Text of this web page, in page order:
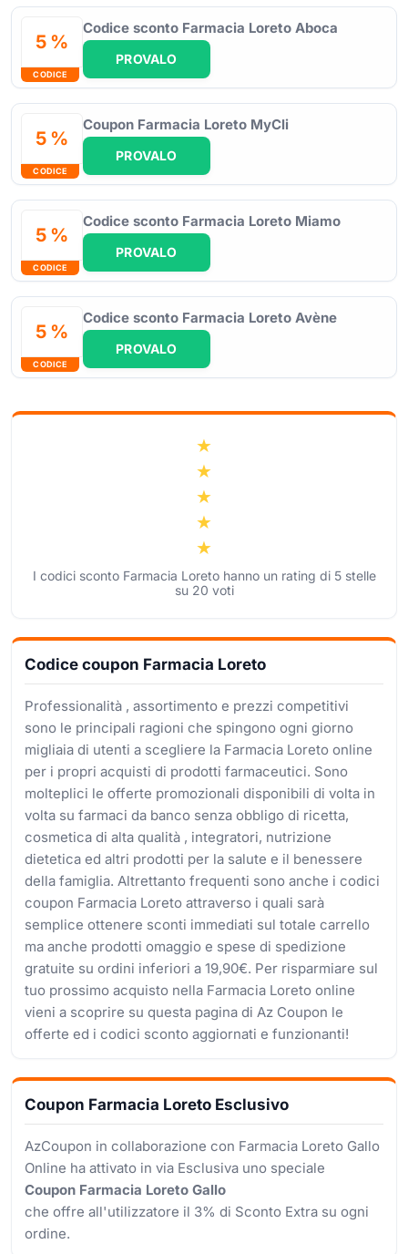
5 %
CODICE
Codice sconto Farmacia Loreto Aboca
PROVALO
5 %
CODICE
Coupon Farmacia Loreto MyCli
PROVALO
5 %
CODICE
Codice sconto Farmacia Loreto Miamo
PROVALO
5 %
CODICE
Codice sconto Farmacia Loreto Avène
PROVALO
I codici sconto Farmacia Loreto hanno un rating di 5stelle
su 20 voti
Codice coupon Farmacia Loreto
Professionalità , assortimento e prezzi competitivi
sono le principali ragioni che spingono ogni giorno
migliaia di utenti a scegliere la Farmacia Loreto online
per i propri acquisti di prodotti farmaceutici. Sono
molteplici le offerte promozionali disponibili di volta in
volta su farmaci da banco senza obbligo di ricetta,
cosmetica di alta qualità , integratori, nutrizione
dietetica ed altri prodotti per la salute e il benessere
della famiglia. Altrettanto frequenti sono anche i codici
coupon Farmacia Loreto attraverso i quali sarà
semplice ottenere sconti immediati sul totale carrello
ma anche prodotti omaggio e spese di spedizione
gratuite su ordini inferiori a 19,90€. Per risparmiare sul
tuo prossimo acquisto nella Farmacia Loreto online
vieni a scoprire su questa pagina di Az Coupon le
offerte ed i codici sconto aggiornati e funzionanti!
Coupon Farmacia Loreto Esclusivo
AzCoupon in collaborazione con Farmacia Loreto Gallo
Online ha attivato in via Esclusiva uno speciale
Coupon Farmacia Loreto Gallo
che offre all'utilizzatore il 3% di Sconto Extra su ogni
ordine.